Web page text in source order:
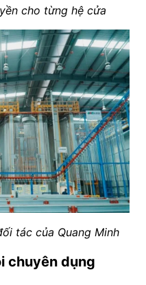
cho từng hệ cửa
tác của Quang Minh
chuyên dụng